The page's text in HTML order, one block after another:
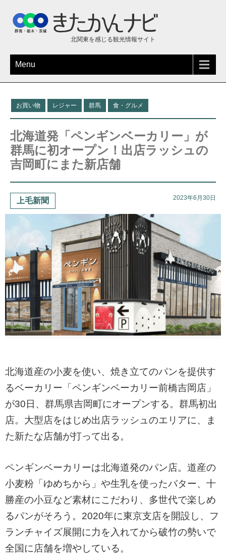
北関東を感じる観光情報サイト
Menu
お買い物 レジャー 群馬 食・グルメ
北海道発「ペンギンベーカリー」が
群馬に初オープン！出店ラッシュの
吉岡町にまた新店舗
上毛新聞 2023年6月30日
北海道産の小麦を使い、焼き立てのパンを提供す
るベーカリー「ペンギンベーカリー前橋吉岡店」
が30日、群馬県吉岡町にオープンする。群馬初出
店。大型店をはじめ出店ラッシュのエリアに、ま
た新たな店舗が打って出る。
ペンギンベーカリーは北海道発のパン店。道産の
小麦粉「ゆめちから」や生乳を使ったバター、十
勝産の小豆など素材にこだわり、多世代で楽しめ
るパンがそろう。2020年に東京支店を開設し、フ
ランチャイズ展開に力を入れてから破竹の勢いで
全国に店舗を増やしている。